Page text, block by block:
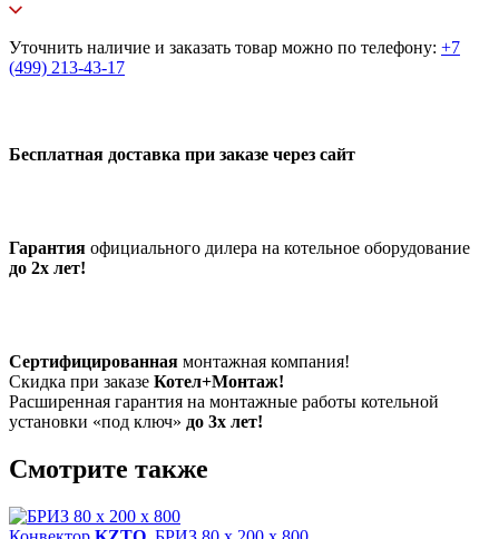
Уточнить наличие и заказать товар можно по телефону: +7
(499) 213-43-17
Бесплатная доставка при заказе через сайт
Гарантия официального дилера на котельное оборудование
до 2х лет!
Сертифицированная монтажная компания!
Скидка при заказе Котел+Монтаж!
Расширенная гарантия на монтажные работы котельной
установки «под ключ» до 3х лет!
Смотрите также